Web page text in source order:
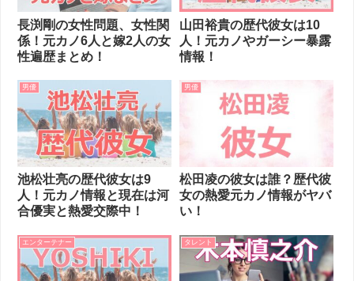
長渕剛の女性問題、女性関
係！元カノ6人と嫁2人の女
性遍歴まとめ！
山田裕貴の歴代彼女は10
人！元カノやガーシー暴露
情報！
男優
池松壮亮の歴代彼女は9
人！元カノ情報と現在は河
合優実と熱愛交際中！
男優
松田凌の彼女は誰？歴代彼
女の熱愛元カノ情報がヤバ
い！
エンターテナー タレント